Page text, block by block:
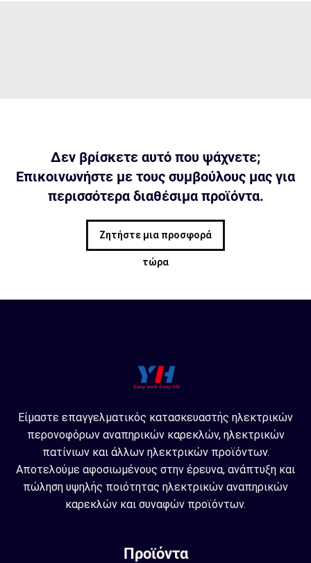
Δεν βρίσκετε αυτό που ψάχνετε;
Επικοινωνήστε με τους συμβούλους μας για
περισσότερα διαθέσιμα προϊόντα.
Ζητήστε μια προσφορά
τώρα
Είμαστε επαγγελματικός κατασκευαστής ηλεκτρικών
περονοφόρων αναπηρικών καρεκλών, ηλεκτρικών
πατίνιων και άλλων ηλεκτρικών προϊόντων.
Αποτελούμε αφοσιωμένους στην έρευνα, ανάπτυξη και
πώληση υψηλής ποιότητας ηλεκτρικών αναπηρικών
καρεκλών και συναφών προϊόντων.
Προϊόντα